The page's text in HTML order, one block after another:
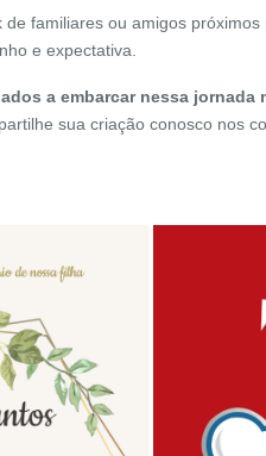
de familiares ou amigos
e expectativa.
a embarcar nessa
sua criação conosco nos